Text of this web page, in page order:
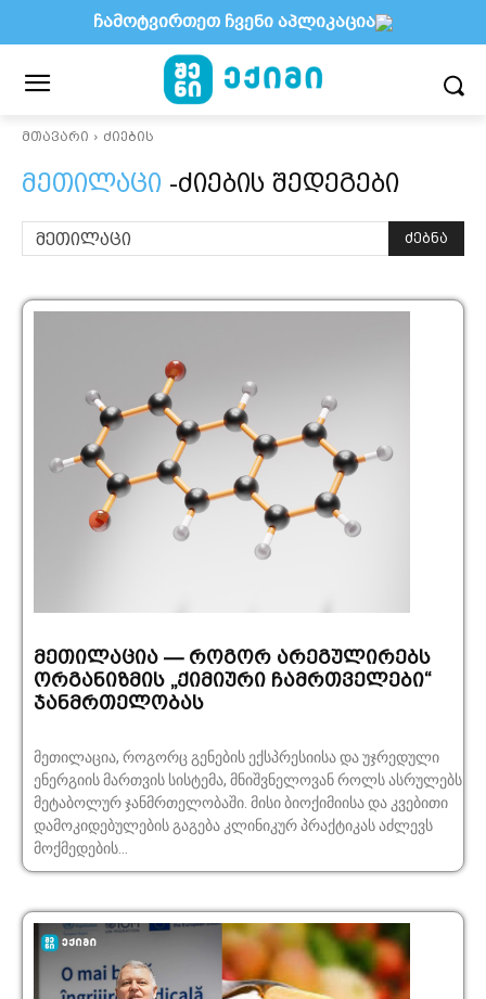
მთავარი ძიების
მეთილაცი -ძიების შედეგები
ძებნა
მეთილაცია — როგორ არეგულირებს
ორგანიზმის „ქიმიური ჩამრთველები“
ჯანმრთელობას
მეთილაცია, როგორც გენების ექსპრესიისა და უჯრედული
ენერგიის მართვის სისტემა, მნიშვნელოვან როლს ასრულებს
მეტაბოლურ ჯანმრთელობაში. მისი ბიოქიმიისა და კვებითი
დამოკიდებულების გაგება კლინიკურ პრაქტიკას აძლევს
მოქმედების...
ჩამოტვირთეთ ჩვენი აპლიკაცია